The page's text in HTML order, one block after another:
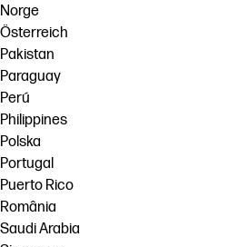
Norge
Österreich
Pakistan
Paraguay
Perú
Philippines
Polska
Portugal
Puerto Rico
România
Saudi Arabia